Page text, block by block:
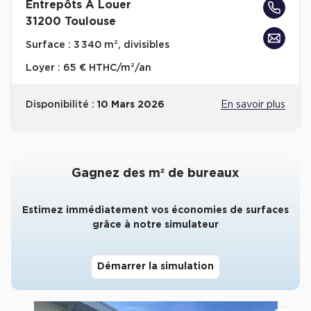
Collections de Logistique
Entrepôts Messagerie
Entrepôts logistique classe A
Location de Commerces à Paris
Location de Commerces à Toulouse
Entrepôts A Louer
31200 Toulouse
Surface : 3 340 m², divisibles
Loyer : 65 € HTHC/m²/an
Disponibilité : 10 Mars 2026 En savoir plus
Gagnez des m² de bureaux
Estimez immédiatement vos économies de surfaces
grâce à notre simulateur
Démarrer la simulation